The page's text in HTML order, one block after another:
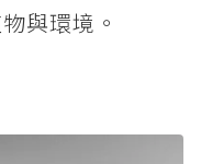
與環境。